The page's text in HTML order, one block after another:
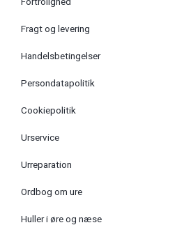
Fragt og levering
Handelsbetingelser
Persondatapolitik
Cookiepolitik
Urservice
Urreparation
Ordbog om ure
Huller i øre og næse